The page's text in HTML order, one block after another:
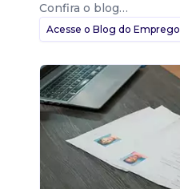
Confira o blog…
Acesse o Blog do Emprego